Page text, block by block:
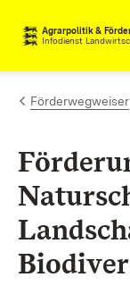
Zum Inhalt
Agrarpolitik &
Infodienst
Förderwegweiser